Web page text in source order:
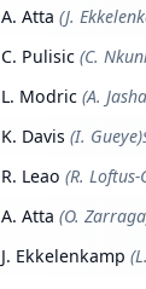
A. Atta (J.
C. Pulisic (C.
L. Modric (A.
K. Davis (I. Gueye)
R. Leao (R. Loftus-
A. Atta (O.
J. Ekkelenkamp